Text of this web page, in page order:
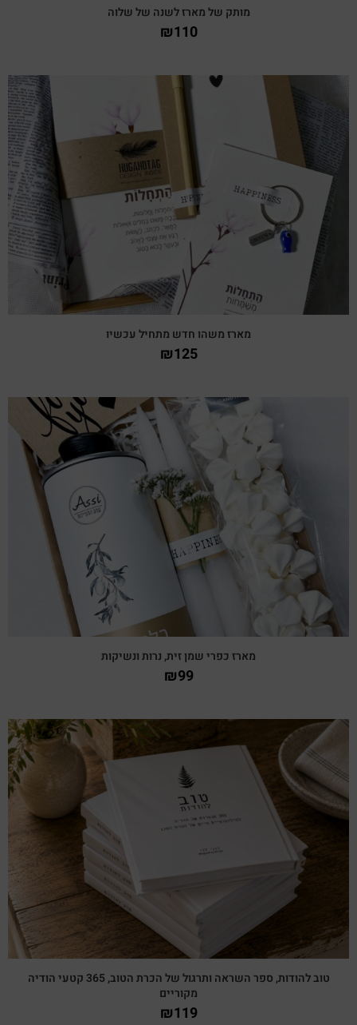
מותק של מארז לשנה של שלוה
₪110
צפייה מהירה
מארז משהו חדש מתחיל עכשיו
₪125
צפייה מהירה
מארז כפרי שמן זית, נרות ונשיקות
₪99
טוב להודות, ספר השראה ותרגול של הכרת הטוב, 365 קטעי הודיה
מקוריים
₪119